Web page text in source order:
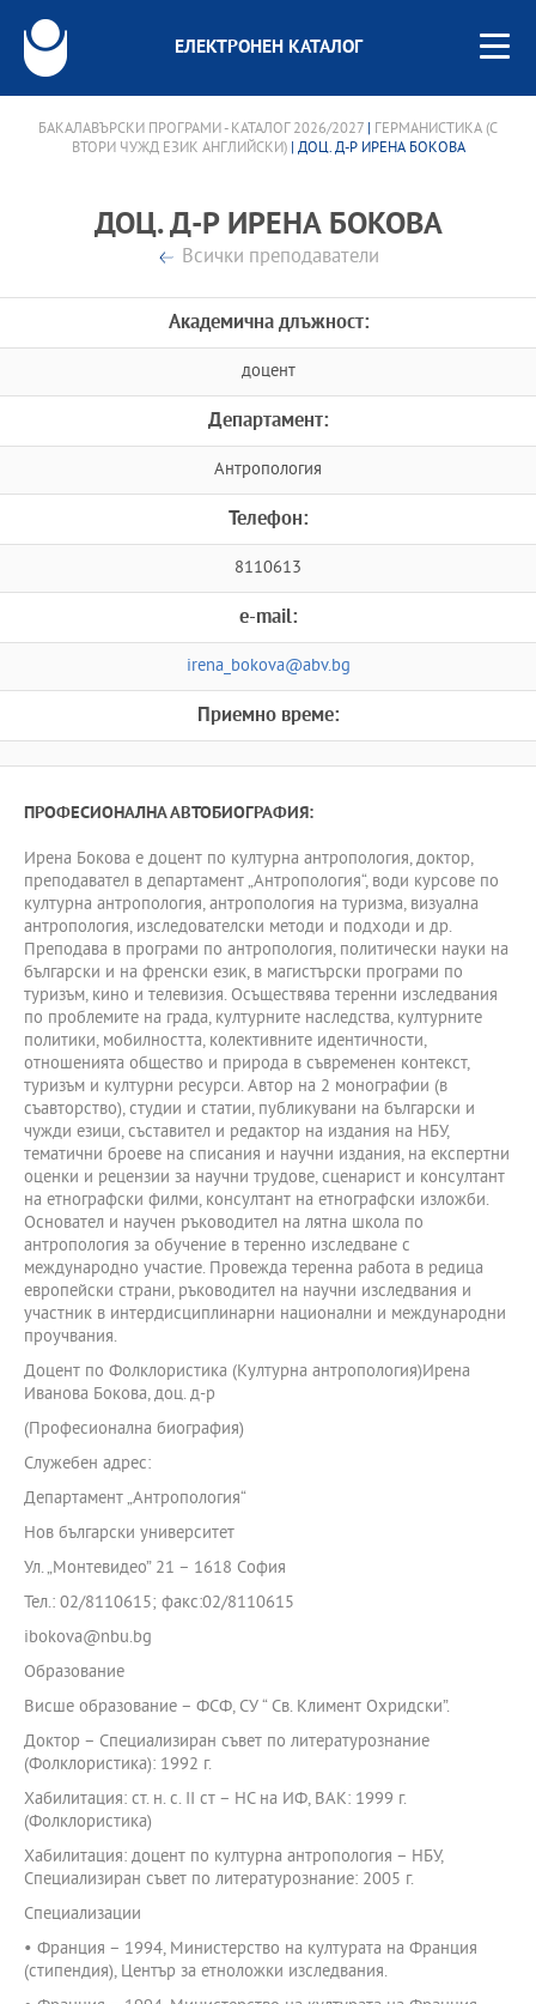
ЕЛЕКТРОНЕН КАТАЛОГ
БАКАЛАВЪРСКИ ПРОГРАМИ - КАТАЛОГ 2026/2027
ГЕРМАНИСТИКА (С
ВТОРИ ЧУЖД ЕЗИК АНГЛИЙСКИ)| ДОЦ. Д-Р ИРЕНА БОКОВА
ДОЦ. Д-Р ИРЕНА БОКОВА
Всички преподаватели
Академична длъжност:
доцент
Департамент:
Антропология
Телефон:
8110613
e-mail:
irena_bokova@abv.bg
Приемно време:
ПРОФЕСИОНАЛНА АВТОБИОГРАФИЯ:
Ирена Бокова е доцент по културна антропология, доктор,
преподавател в департамент „Антропология“, води курсове по
културна антропология, антропология на туризма, визуална
антропология, изследователски методи и подходи и др.
Преподава в програми по антропология, политически науки на
български и на френски език, в магистърски програми по
туризъм, кино и телевизия. Осъществява теренни изследвания
по проблемите на града, културните наследства, културните
политики, мобилността, колективните идентичности,
отношенията общество и природа в съвременен контекст,
туризъм и културни ресурси. Автор на 2 монографии (в
съавторство), студии и статии, публикувани на български и
чужди езици, съставител и редактор на издания на НБУ,
тематични броеве на списания и научни издания, на експертни
оценки и рецензии за научни трудове, сценарист и консултант
на етнографски филми, консултант на етнографски изложби.
Основател и научен ръководител на лятна школа по
антропология за обучение в теренно изследване с
международно участие. Провежда теренна работа в редица
европейски страни, ръководител на научни изследвания и
участник в интердисциплинарни национални и международни
проучвания.
Доцент по Фолклористика (Културна антропология)Ирена
Иванова Бокова, доц. д-р
(Професионална биография)
Служебен адрес:
Департамент „Антропология“
Нов български университет
Ул. „Монтевидео” 21 – 1618 София
Тел.: 02/8110615; факс:02/8110615
ibokova@nbu.bg
Образование
Висше образование – ФСФ, СУ “ Св. Климент Охридски”.
Доктор – Специализиран съвет по литературознание
(Фолклористика): 1992 г.
Хабилитация: ст. н. с. ІІ ст – НС на ИФ, ВАК: 1999 г.
(Фолклористика)
Хабилитация: доцeнт по културна антропология – НБУ,
Специализиран съвет по литературознание: 2005 г.
Специализации
• Франция – 1994, Министерство на културата на Франция
(стипендия), Център за етноложки изследвания.